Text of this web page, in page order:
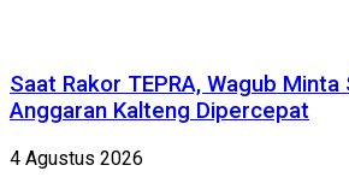
Saat Rakor TEPRA, Wagub Minta
Anggaran Kalteng Dipercepat
4 Agustus 2026